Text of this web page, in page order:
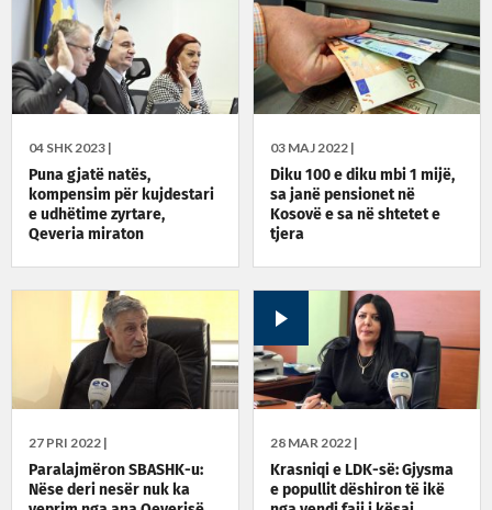
04 SHK 2023 |
Puna gjatë natës,
kompensim për kujdestari
e udhëtime zyrtare,
Qeveria miraton
03 MAJ 2022 |
Diku 100 e diku mbi 1 mijë,
sa janë pensionet në
Kosovë e sa në shtetet e
tjera
27 PRI 2022 |
Paralajmëron SBASHK-u:
Nëse deri nesër nuk ka
28 MAR 2022 |
Krasniqi e LDK-së: Gjysma
e popullit dëshiron të ikë